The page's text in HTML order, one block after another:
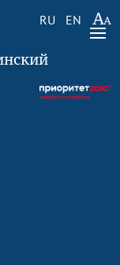
RU EN